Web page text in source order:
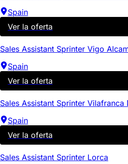
Spain
Ver la oferta
Sales Assistant Sprinter Vigo
Spain
Ver la oferta
Sales Assistant Sprinter Vilafranca
Spain
Ver la oferta
Sales Assistant Sprinter Lorca